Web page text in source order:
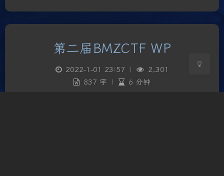
关闭 日落 暗化 灰度
第二届BMZCTF WP
2022-1-01 23:57 |
2,301
837 字
| 6 分钟